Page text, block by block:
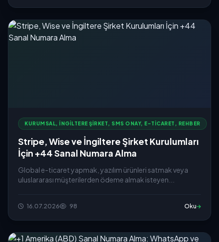
KURUMSAL, İNGILTERE ŞIRKET, SMS ONAY, E-TICARET, REHBER
Stripe, Wise ve İngiltere Şirket Kurulumları
İçin +44 Sanal Numara Alma
Global e-ticaret yapmak, yazılım ürünleri satmak veya
uluslararası müşterilerden ödeme almak isteyen...
16.07.2026 98 Oku